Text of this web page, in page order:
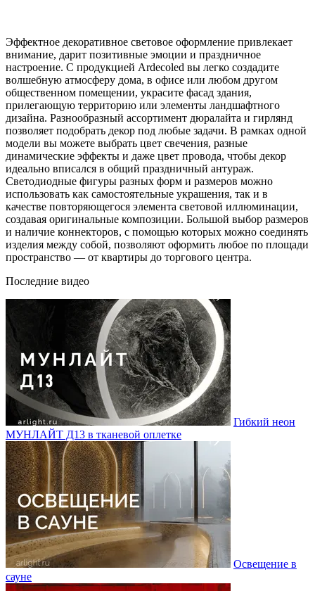
Эффектное декоративное световое оформление привлекает
внимание, дарит позитивные эмоции и праздничное
настроение. С продукцией Ardecoled вы легко создадите
волшебную атмосферу дома, в офисе или любом другом
общественном помещении, украсите фасад здания,
прилегающую территорию или элементы ландшафтного
дизайна. Разнообразный ассортимент дюралайта и гирлянд
позволяет подобрать декор под любые задачи. В рамках одной
модели вы можете выбрать цвет свечения, разные
динамические эффекты и даже цвет провода, чтобы декор
идеально вписался в общий праздничный антураж.
Светодиодные фигуры разных форм и размеров можно
использовать как самостоятельные украшения, так и в
качестве повторяющегося элемента световой иллюминации,
создавая оригинальные композиции. Большой выбор размеров
и наличие коннекторов, с помощью которых можно соединять
изделия между собой, позволяют оформить любое по площади
пространство — от квартиры до торгового центра.
Последние видео
Гибкий неон
МУНЛАЙТ Д13 в тканевой оплетке
Освещение в
сауне